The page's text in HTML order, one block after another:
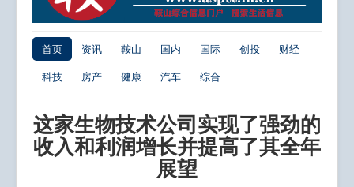
首页 资讯 鞍山 国内 国际 创投
财经
科技
房产 健康 汽车 综合
这家生物技术公司实现了强劲的
收入和利润增长并提高了其全年
展望